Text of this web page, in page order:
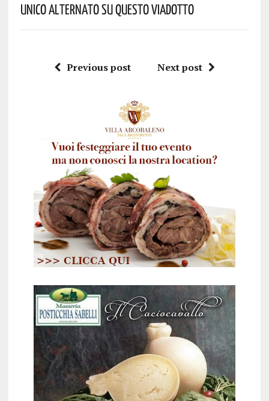
Unico Alternato Su Questo Viadotto
Previous post Next post